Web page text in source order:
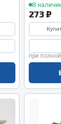
В
273 ₽
при